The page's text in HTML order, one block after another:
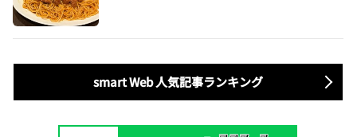
smart Web 人気記事ランキング